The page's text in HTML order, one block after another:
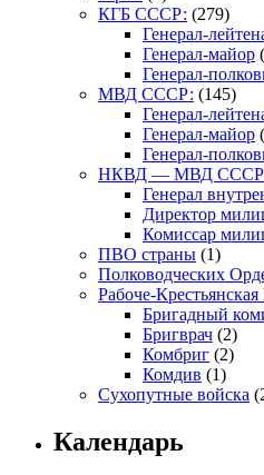
КГБ СССР: (279)
Генерал-
Генерал-майор
Генерал-
МВД СССР: (145)
Генерал-
Генерал-майор
Генерал-
НКВД — МВД
Генерал
Директор
Комиссар
ПВО страны (1)
Полководческих
Рабоче-
Бригадный
Бригврач (2)
Комбриг (2)
Комдив (1)
Сухопутные войска
Календарь